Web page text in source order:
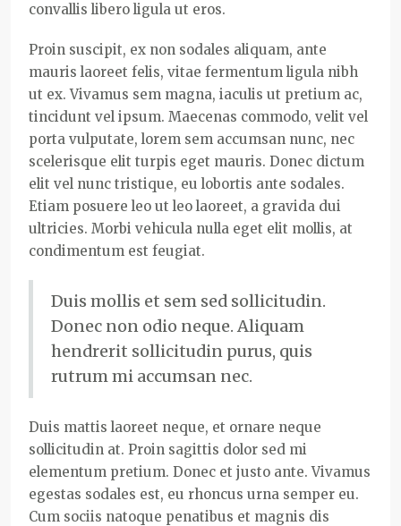
convallis libero ligula ut eros.
Proin suscipit, ex non sodales aliquam, ante
mauris laoreet felis, vitae fermentum ligula nibh
ut ex. Vivamus sem magna, iaculis ut pretium ac,
tincidunt vel ipsum. Maecenas commodo, velit vel
porta vulputate, lorem sem accumsan nunc, nec
scelerisque elit turpis eget mauris. Donec dictum
elit vel nunc tristique, eu lobortis ante sodales.
Etiam posuere leo ut leo laoreet, a gravida dui
ultricies. Morbi vehicula nulla eget elit mollis, at
condimentum est feugiat.
Duis mollis et sem sed sollicitudin.
Donec non odio neque. Aliquam
hendrerit sollicitudin purus, quis
rutrum mi accumsan nec.
Duis mattis laoreet neque, et ornare neque
sollicitudin at. Proin sagittis dolor sed mi
elementum pretium. Donec et justo ante. Vivamus
egestas sodales est, eu rhoncus urna semper eu.
Cum sociis natoque penatibus et magnis dis